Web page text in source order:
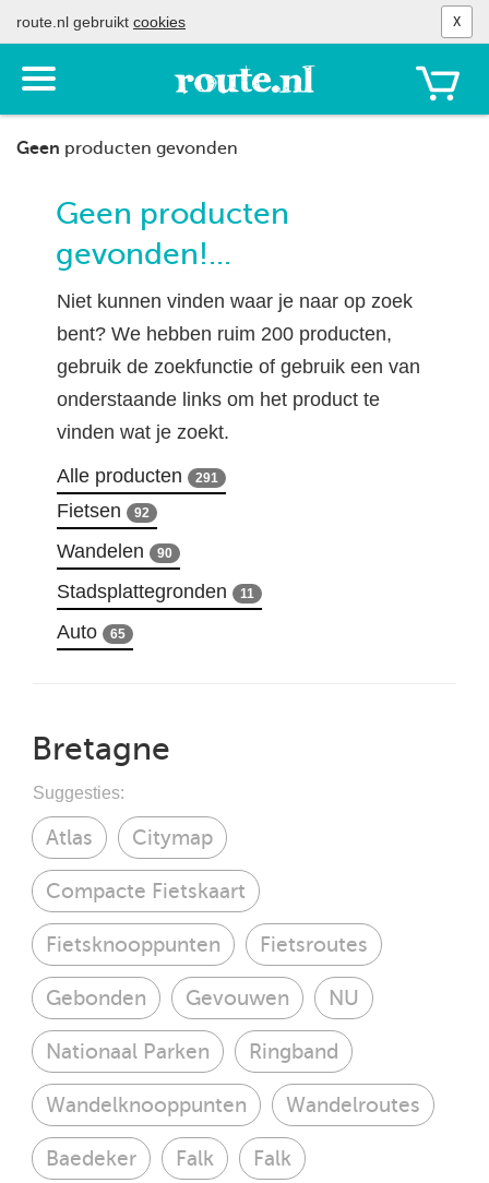
route.nl gebruikt cookies X
Toon
het
menu
Geen producten gevonden
Geen producten
gevonden!...
Niet kunnen vinden waar je naar op zoek
bent? We hebben ruim 200 producten,
gebruik de zoekfunctie of gebruik een van
onderstaande links om het product te
vinden wat je zoekt.
Alle producten 291
Fietsen 92
Wandelen 90
Stadsplattegronden 11
Auto 65
Bretagne
Suggesties:
Atlas Citymap
Compacte Fietskaart
Fietsknooppunten Fietsroutes
Gebonden Gevouwen NU
Nationaal Parken Ringband
Wandelknooppunten Wandelroutes
Baedeker Falk Falk